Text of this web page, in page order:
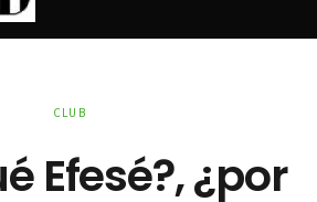
CLUB
Efesé?, ¿por